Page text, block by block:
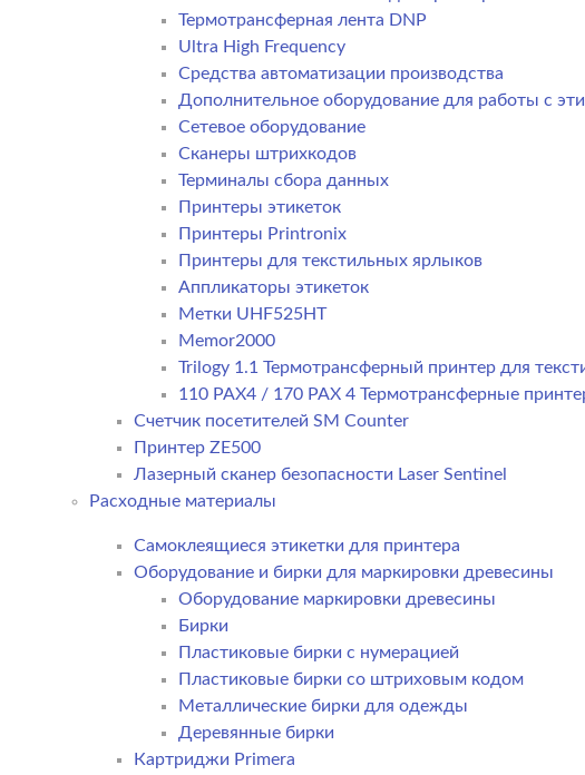
Термотрансферная лента DNP
Ultra High Frequency
Средства автоматизации производства
Дополнительное оборудование для работы с
Сетевое оборудование
Сканеры штрихкодов
Терминалы сбора данных
Принтеры этикеток
Принтеры Printronix
Принтеры для текстильных ярлыков
Аппликаторы этикеток
Метки UHF525HT
Memor2000
Trilogy 1.1 Термотрансферный принтер для
110 PAX4 / 170 PAX 4 Термотрансферные
Счетчик посетителей SM Counter
Принтер ZE500
Лазерный сканер безопасности Laser Sentinel
Расходные материалы
Самоклеящиеся этикетки для принтера
Оборудование и бирки для маркировки древесины
Оборудование маркировки древесины
Бирки
Пластиковые бирки с нумерацией
Пластиковые бирки со штриховым кодом
Металлические бирки для одежды
Деревянные бирки
Картриджи Primera